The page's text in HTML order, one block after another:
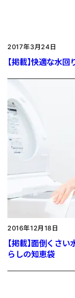
2017年3月24日
【掲載】快適な水
2016年12月18日
【掲載】面倒くさ
らしの知恵袋